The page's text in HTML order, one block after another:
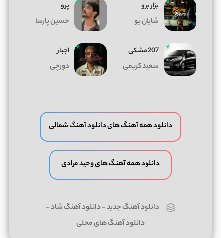
بزار برو
شایان یو
پرو
حسین پارسا
207 مشکی
سعید کریمی
اجبار
دورچی
دانلود همه آهنگ های دانلود آهنگ شمالی
دانلود همه آهنگ های وحید مرادی
دانلود آهنگ جدید-دانلود آهنگ شاد-
دانلود آهنگ های محلی